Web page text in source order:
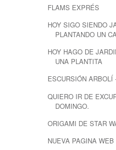
FLAMS EXPRÉS
HOY SIGO SIENDO
PLANTANDO UN
HOY HAGO DE
UNA PLANTITA
ESCURSIÓN ARBOLÍ
QUIERO IR DE
DOMINGO.
ORIGAMI DE STAR
NUEVA PAGINA